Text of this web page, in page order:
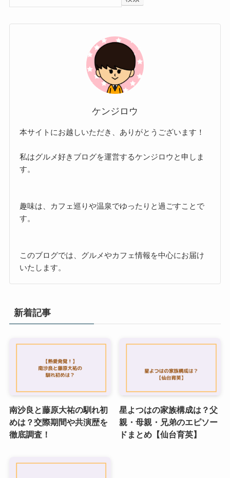
ケンジロウ
本サイトにお越しいただき、ありがとうございます！
私はグルメ好きブログを運営するケンジロウと申しま
す。
趣味は、カフェ巡りや温泉でゆったりと過ごすことで
す。
このブログでは、グルメやカフェ情報を中心にお届け
いたします。
新着記事
南沙良と藤原大祐の馴れ初
めは？交際期間や共演歴を
徹底調査！
星よつはの家族構成は？父
親・母親・兄弟のエピソー
ドまとめ【仙台育英】